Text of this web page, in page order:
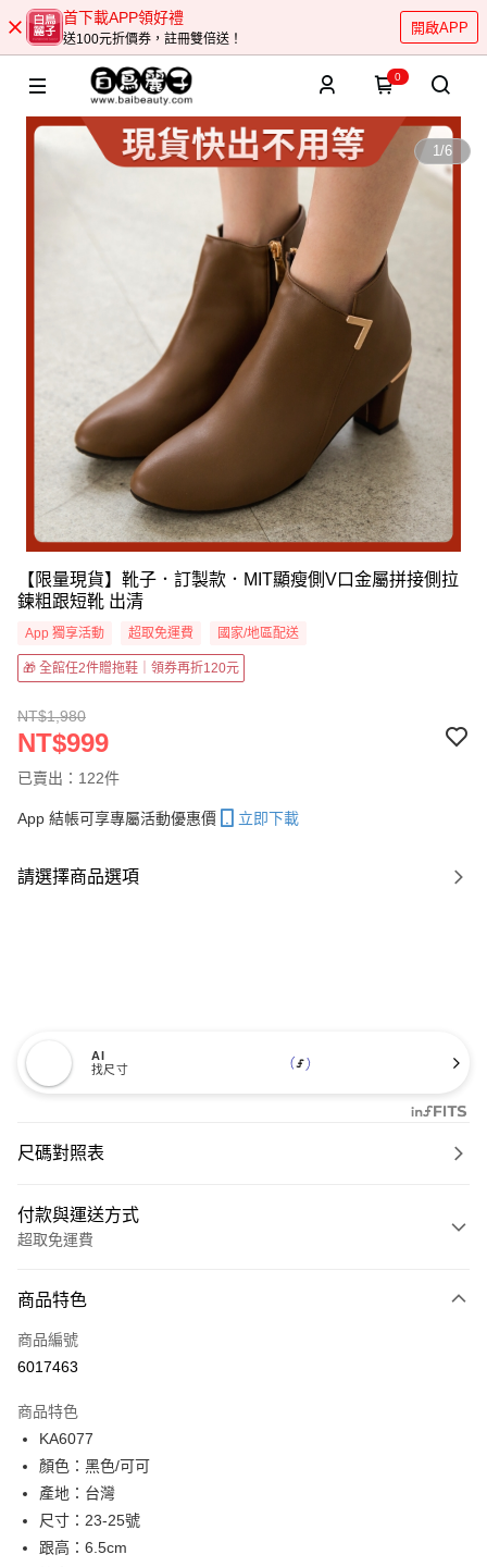
首下載APP領好禮
送100元折價券，註冊雙倍送！
開啟APP
0
1/6
【限量現貨】靴子．訂製款．MIT顯瘦側V口金屬拼接側拉
鍊粗跟短靴 出清
App 獨享活動 超取免運費 國家/地區配送
🎁 全館任2件贈拖鞋｜領券再折120元
NT$1,980
NT$999
已賣出：122件
App 結帳可享專屬活動優惠價 立即下載
請選擇商品選項
AI
找尺寸
尺碼對照表
付款與運送方式
超取免運費
信用卡一次付款
超商取貨付款
Apple Pay
街口支付
悠遊付
Google Pay
商品特色
商品編號
6017463
商品特色
KA6077
顏色：黑色/可可
產地：台灣
尺寸：23-25號
跟高：6.5cm